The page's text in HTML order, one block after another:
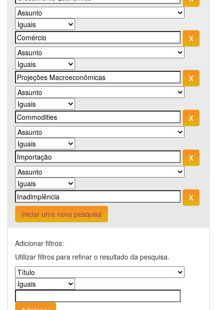
Iniciar uma nova pesquisa
Adicionar filtros:
Utilizar filtros para refinar o resultado da pesquisa.